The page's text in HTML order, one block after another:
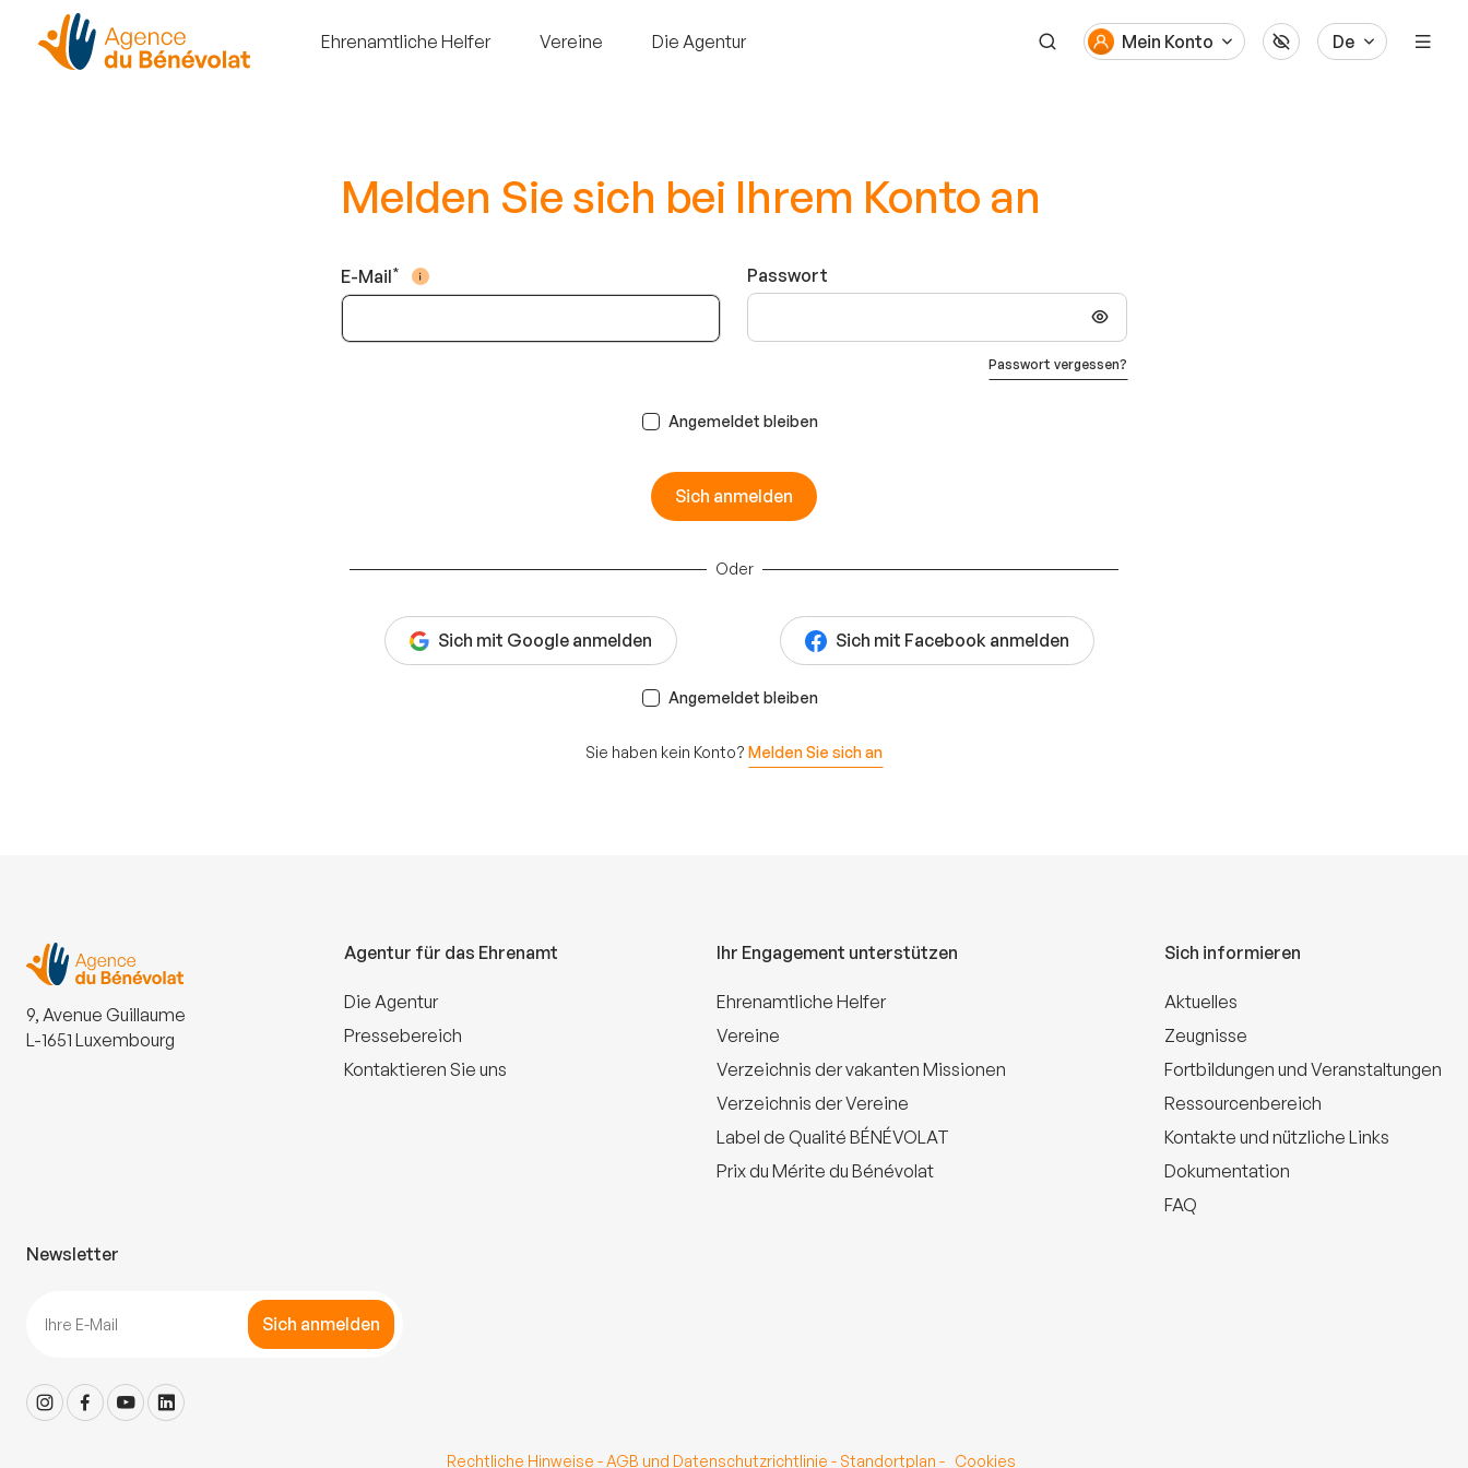
Ehrenamtliche Helfer Vereine Die Agentur Mein Konto De
Melden Sie sich bei Ihrem Konto an
E-Mail Passwort
Passwort vergessen?
Angemeldet bleiben
Sich anmelden
Oder
Sich mit Google anmelden Sich mit Facebook anmelden
Angemeldet bleiben
Sie haben kein Konto? Melden Sie sich an
9, Avenue Guillaume
L-1651 Luxembourg
Agentur für das Ehrenamt
Die Agentur
Pressebereich
Kontaktieren Sie uns
Ihr Engagement unterstützen
Ehrenamtliche Helfer
Vereine
Verzeichnis der vakanten Missionen
Verzeichnis der Vereine
Label de Qualité BÉNÉVOLAT
Prix du Mérite du Bénévolat
Sich informieren
Aktuelles
Zeugnisse
Fortbildungen und Veranstaltungen
Ressourcenbereich
Kontakte und nützliche Links
Dokumentation
FAQ
Newsletter
Sich anmelden
Rechtliche Hinweise -AGB und Datenschutzrichtlinie - Standortplan - Cookies